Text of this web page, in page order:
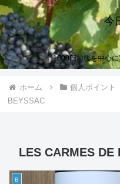
今
1000円前後を中心
ホーム 個人ポイント
BEYSSAC
LES CARMES DE
B